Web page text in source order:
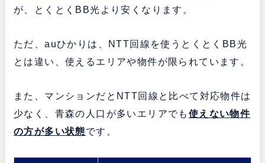
が、とくとくBB光より安くなります。
ただ、auひかりは、NTT回線を使うとくとくBB光
とは違い、使えるエリアや物件が限られています。
また、マンションだとNTT回線と比べて対応物件は
少なく、青森の人口が多いエリアでも 使えない物件
の方が多い状態です。